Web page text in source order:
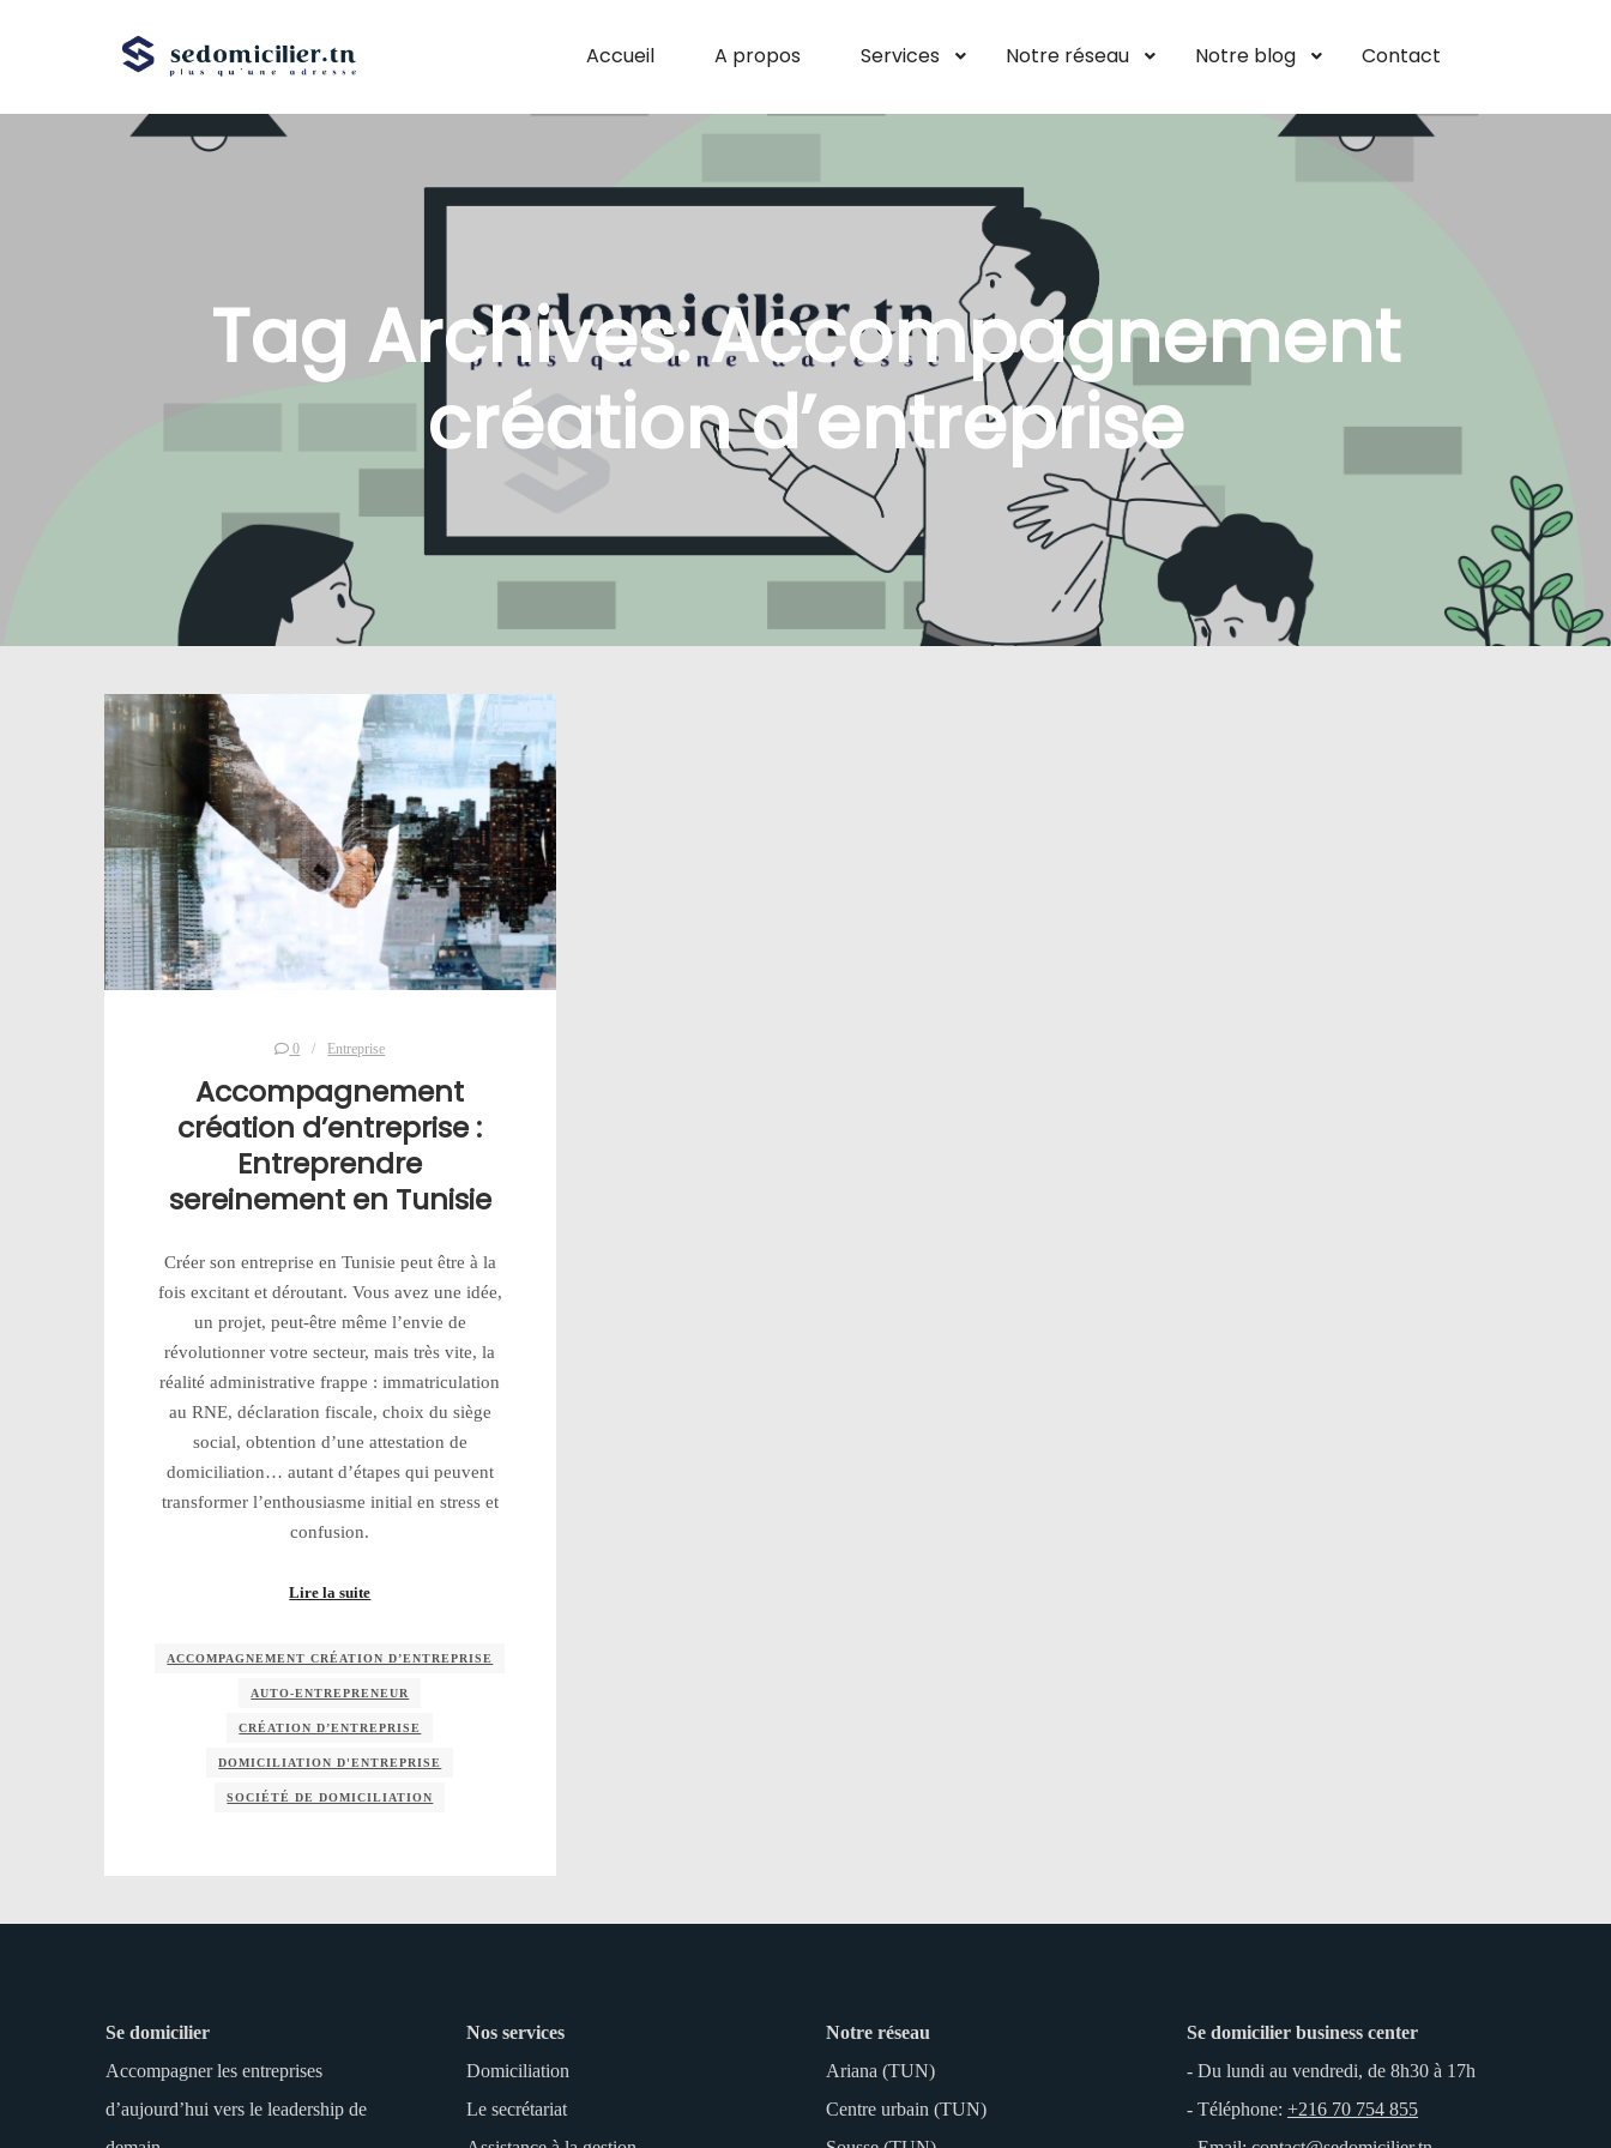
Accueil A propos Services Notre réseau Notre blog Contact
Tag Archives:Accompagnement
création d’entreprise
0 Entreprise
Accompagnement
création d’entreprise :
Entreprendre
sereinement en Tunisie
Créer son entreprise en Tunisie peut être à la
fois excitant et déroutant. Vous avez une idée,
un projet, peut-être même l’envie de
révolutionner votre secteur, mais très vite, la
réalité administrative frappe : immatriculation
au RNE, déclaration fiscale, choix du siège
social, obtention d’une attestation de
domiciliation… autant d’étapes qui peuvent
transformer l’enthousiasme initial en stress et
confusion.
Lire la suite
ACCOMPAGNEMENT CRÉATION D’ENTREPRISE
AUTO‑ENTREPRENEUR
CRÉATION D’ENTREPRISE
DOMICILIATION D'ENTREPRISE
SOCIÉTÉ DE DOMICILIATION
Se domicilier
Accompagner les entreprises
d’aujourd’hui vers le leadership de
Nos services
Domiciliation
Le secrétariat
Notre réseau
Ariana (TUN)
Centre urbain (TUN)
Se domicilier business center
- Du lundi au vendredi, de 8h30 à 17h
- Téléphone:+216 70 754 855